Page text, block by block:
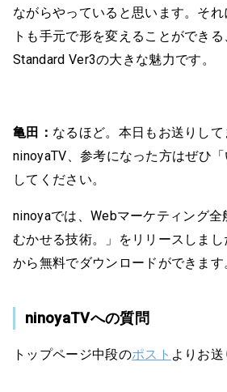
ながらやっていると思います。そ
トも手元で形を変えることができ
Standard Ver3の大きな魅力です。
亀田： なるほど。本日もお送りし
ninoyaTV、参考になった方はぜひ
してください。
ninoyaでは、Webマーケティング全
むかせる技術。」をリリースしま
から無料でダウンロードができます
ninoyaTVへの質問
トップページ中段のポスト よりお送